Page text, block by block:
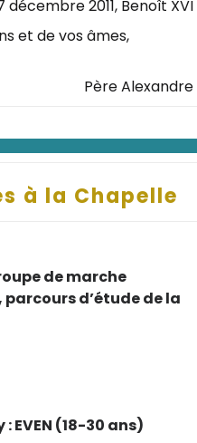
décembre 2011, Benoît XVI
et de vos âmes,
Père Alexandre
à la Chapelle
de marche
d’étude de la
EVEN (18-30 ans)